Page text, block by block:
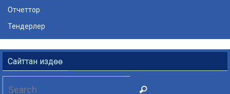
Отчеттор
Тендерлер
Сайттан издөө
Search